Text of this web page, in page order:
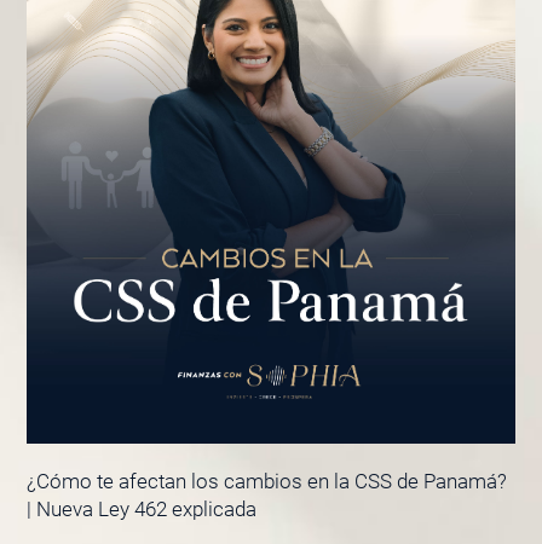
¿Cómo te afectan los cambios en la CSS de Panamá?
| Nueva Ley 462 explicada